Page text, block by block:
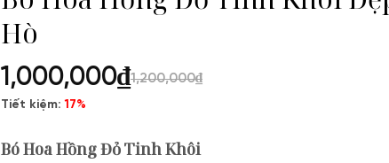
Hò
1,000,000₫1,200,000₫
Tiết kiệm:17%
Bó Hoa Hồng Đỏ Tinh Khôi